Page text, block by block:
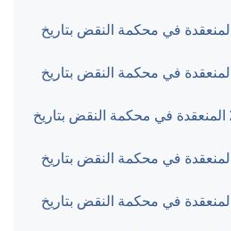
القضية رقم ‎281‏/‎2023‏ المنعقدة في محكمة النقض بتاريخ
القضية رقم ‎155‏/‎2022‏ المنعقدة في محكمة النقض بتاريخ
القضية رقم ‎1090‏/‎2023‏ المنعقدة في محكمة النقض بتاريخ
القضية رقم ‎911‏/‎2021‏ المنعقدة في محكمة النقض بتاريخ
القضية رقم ‎674‏/‎2023‏ المنعقدة في محكمة النقض بتاريخ